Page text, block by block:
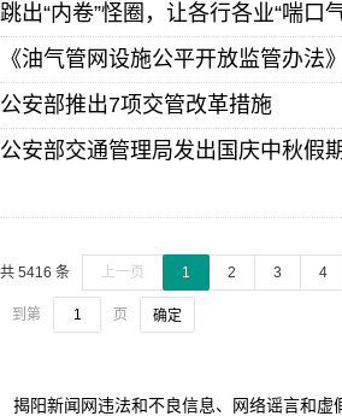
跳出“内卷”怪圈，让各行各业“喘口
《油气管网设施公平开放监管办法
公安部推出7项交管改革措施
公安部交通管理局发出国庆中秋假
共 5416 条 上一页 1 2 3 4
到第 页 确定
揭阳新闻网违法和不良信息、网络谣言和